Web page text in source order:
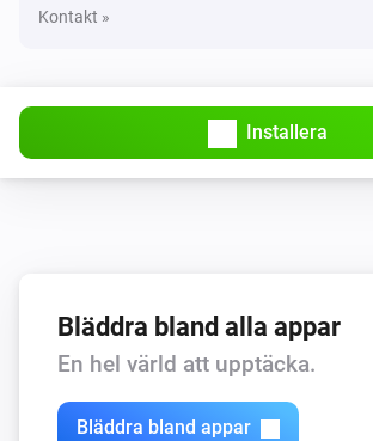
Kontakt »
Installera
Bläddra bland alla appar
En hel värld att upptäcka.
Bläddra bland appar